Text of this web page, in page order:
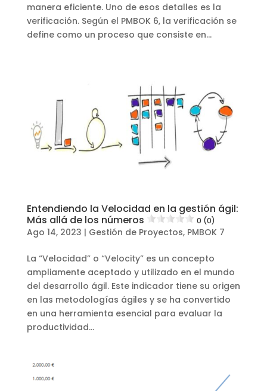
manera eficiente. Uno de esos detalles es la
verificación. Según el PMBOK 6, la verificación se
define como un proceso que consiste en...
Entendiendo la Velocidad en la gestión ágil:
Más allá de los números
0 (0)
Ago 14, 2023 | Gestión de Proyectos, PMBOK 7
La “Velocidad” o “Velocity” es un concepto
ampliamente aceptado y utilizado en el mundo
del desarrollo ágil. Este indicador tiene su origen
en las metodologías ágiles y se ha convertido
en una herramienta esencial para evaluar la
productividad...